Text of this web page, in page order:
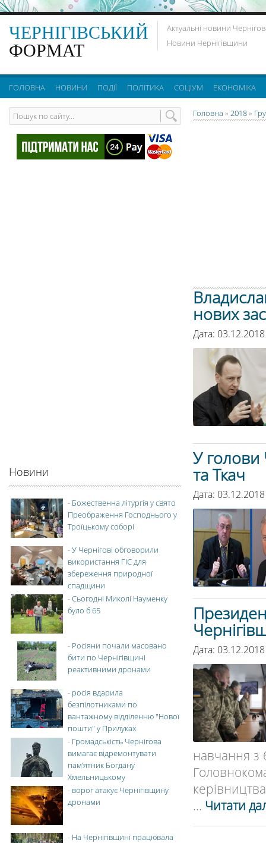
ЧЕРНІГІВСЬКИЙ
ФОРМАТ
Актуальні новини
Новини Чернігівщини
ГОЛОВНА НОВИНИ ПОДІЇ ПОЛІТИКА СОЦІУМ ЕКОНОМІКА
Головна » 2018»
нових
Дата:
У голови
та Ткач
Дата:
Дата:
навчання з
... Читати
Новини
- Божественна літургія у свято
Преображення Господнього у
Троїцькому соборі
-У Чернігові обговорили
використання ГІС для
збереження природної
спадщини
-Сьогодні Миколі Науменку
було б 65
- Росіяни почали масовано
бити по Чернігівщині
реактивними дронами
- росія вдарила
безпілотниками по
вантажному відділенню "Нової
пошти" у Прилуках
- Громадськість Чернігова
вимагає відремонтувати
пам’ятник Богдану
Хмельницькому
- ворог атакує Чернігівщину
дронами
- На Чернігівщині працювала